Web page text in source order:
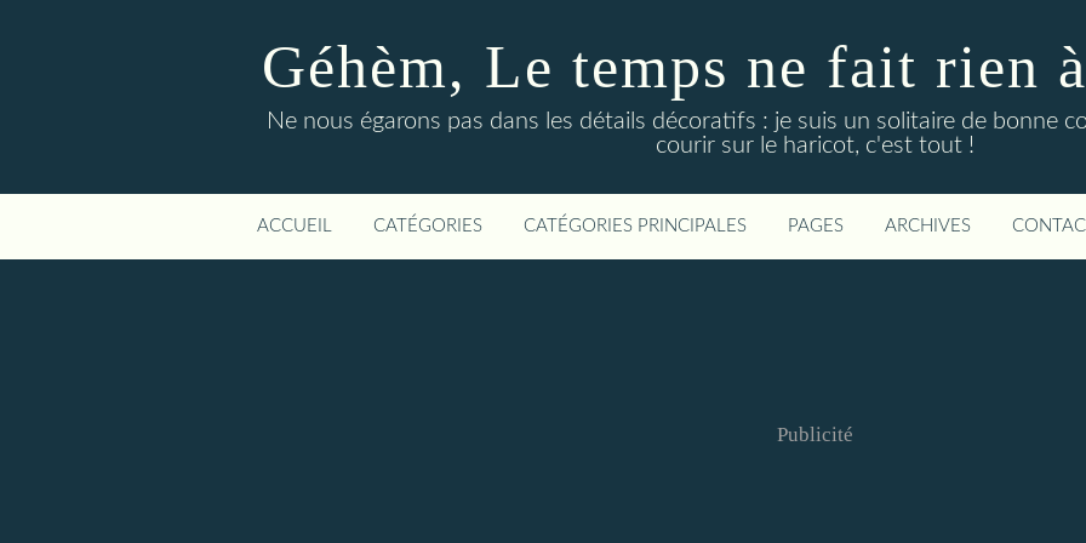
Géhèm, Le temps ne fait rien
Ne nous égarons pas dans les détails décoratifs : je suis un solitaire de bonne
courir sur le haricot, c'est tout !
ACCUEIL CATÉGORIES CATÉGORIES PRINCIPALES PAGES ARCHIVES
Publicité